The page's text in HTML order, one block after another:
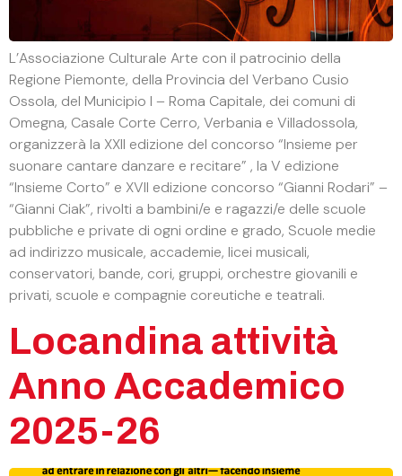
L’Associazione Culturale Arte con il patrocinio della
Regione Piemonte, della Provincia del Verbano Cusio
Ossola, del Municipio I – Roma Capitale, dei comuni di
Omegna, Casale Corte Cerro, Verbania e Villadossola,
organizzerà la XXII edizione del concorso “Insieme per
suonare cantare danzare e recitare” , la V edizione
“Insieme Corto” e XVII edizione concorso “Gianni Rodari” –
“Gianni Ciak”, rivolti a bambini/e e ragazzi/e delle scuole
pubbliche e private di ogni ordine e grado, Scuole medie
ad indirizzo musicale, accademie, licei musicali,
conservatori, bande, cori, gruppi, orchestre giovanili e
privati, scuole e compagnie coreutiche e teatrali.
Locandina attività
Anno Accademico
2025-26